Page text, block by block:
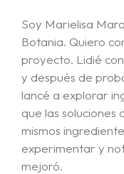
Soy Marielisa
Botania. Quiero
proyecto. Lidié
y después de
lancé a explorar
que las
mismos
experimentar y
mejoró.